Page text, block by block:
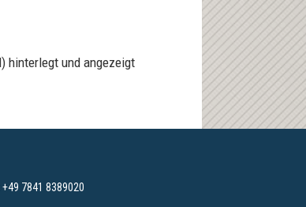
hinterlegt und angezeigt
+49 7841 8389020
maniac Support-Assistent maniac KI